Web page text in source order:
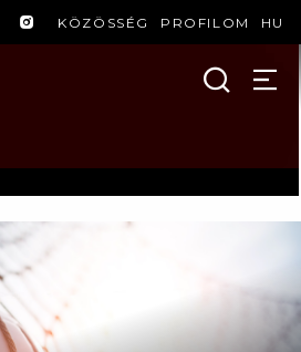
KÖZÖSSÉG PROFILOM HU